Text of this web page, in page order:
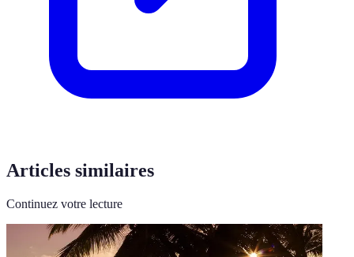
Articles similaires
Continuez votre lecture